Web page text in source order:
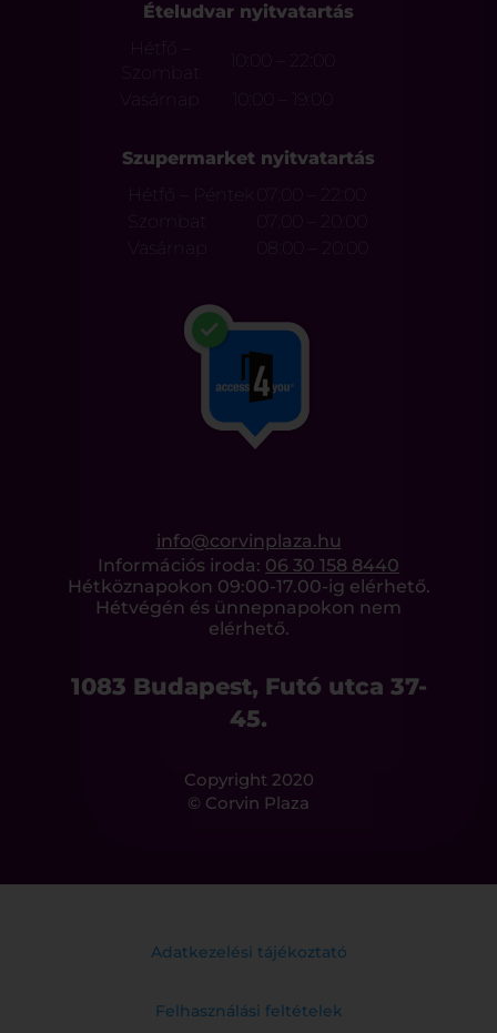
Ételudvar nyitvatartás
Hétfő –
Szombat
10:00 – 22:00
Vasárnap
Szupermarket nyitvatartás
Hétfő – Péntek
07:00 – 22:00
Szombat
07:00 – 20:00
Vasárnap
08:00 – 20:00
info@corvinplaza.hu
Információs iroda: 06 30 158 8440
Hétköznapokon 09:00-17.00-ig elérhető.
Hétvégén és ünnepnapokon nem
elérhető.
1083 Budapest, Futó utca 37-
45.
Copyright 2020
© Corvin Plaza
Adatkezelési tájékoztató
Felhasználási feltételek